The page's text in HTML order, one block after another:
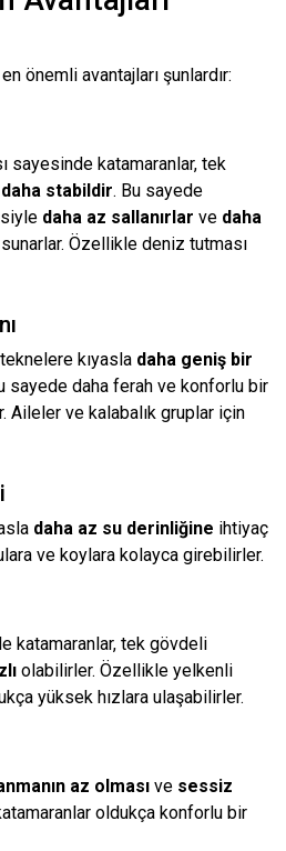
önemli avantajları şunlardır:
sayesinde katamaranlar, tek
daha stabildir. Bu sayede
daha az sallanırlar ve daha
Özellikle deniz tutması
kıyasla daha geniş bir
sayede daha ferah ve konforlu bir
Aileler ve kalabalık gruplar için
daha az su derinliğine ihtiyaç
ve koylara kolayca girebilirler.
katamaranlar, tek gövdeli
olabilirler. Özellikle yelkenli
yüksek hızlara ulaşabilirler.
az olması ve sessiz
oldukça konforlu bir